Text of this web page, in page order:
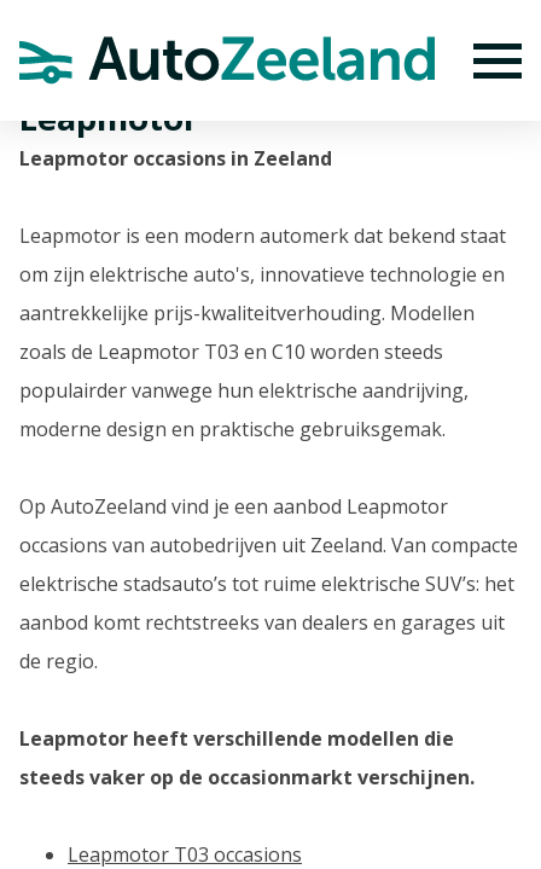
Leapmotor
Leapmotor occasions in Zeeland
Leapmotor is een modern automerk dat bekend staat
om zijn elektrische auto's, innovatieve technologie en
aantrekkelijke prijs-kwaliteitverhouding. Modellen
zoals de Leapmotor T03 en C10 worden steeds
populairder vanwege hun elektrische aandrijving,
moderne design en praktische gebruiksgemak.
Op AutoZeeland vind je een aanbod Leapmotor
occasions van autobedrijven uit Zeeland. Van compacte
elektrische stadsauto’s tot ruime elektrische SUV’s: het
aanbod komt rechtstreeks van dealers en garages uit
de regio.
Leapmotor heeft verschillende modellen die
steeds vaker op de occasionmarkt verschijnen.
Leapmotor T03 occasions